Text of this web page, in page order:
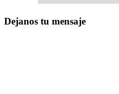
Dejanos tu mensaje